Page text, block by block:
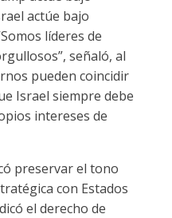
actúe bajo
líderes de
señaló, al
pueden coincidir
Israel siempre debe
intereses de
preservar el tono
con Estados
el derecho de